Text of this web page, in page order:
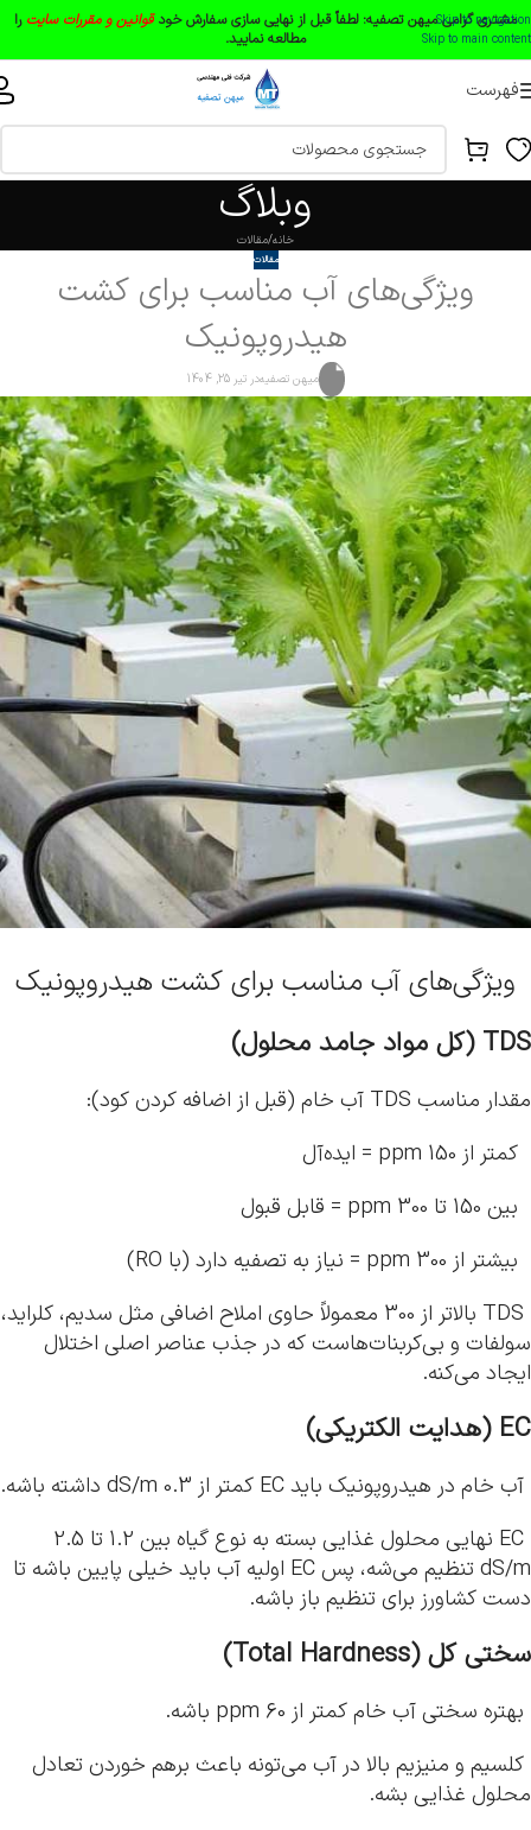
Skip to navigation
Skip to main content
مشتری گرامی میهن تصفیه: لطفاً قبل از نهایی سازی سفارش خودقوانین و مقررات سایت را
مطالعه نمایید.
فهرست
وبلاگ
خانه مقالات
مقالات
ویژگی‌های آب مناسب برای کشت
هیدروپونیک
میهن تصفیهدر تیر 25, 1404
ویژگی‌های آب مناسب برای کشت هیدروپونیک
TDS (کل مواد جامد محلول)
مقدار مناسب TDS آب خام (قبل از اضافه کردن کود):
کمتر از 150 ppm = ایده‌آل
بین 150 تا 300 ppm = قابل قبول
بیشتر از 300 ppm = نیاز به تصفیه دارد (با RO)
TDS بالاتر از 300 معمولاً حاوی املاح اضافی مثل سدیم، کلراید،
سولفات و بی‌کربنات‌هاست که در جذب عناصر اصلی اختلال
ایجاد می‌کنه.
EC (هدایت الکتریکی)
آب خام در هیدروپونیک باید EC کمتر از 0.3 dS/m داشته باشه.
EC نهایی محلول غذایی بسته به نوع گیاه بین 1.2 تا 2.5
dS/m تنظیم می‌شه، پس EC اولیه آب باید خیلی پایین باشه تا
دست کشاورز برای تنظیم باز باشه.
سختی کل (Total Hardness
)
بهتره سختی آب خام کمتر از 60 ppm باشه.
کلسیم و منیزیم بالا در آب می‌تونه باعث برهم خوردن تعادل
محلول غذایی بشه.